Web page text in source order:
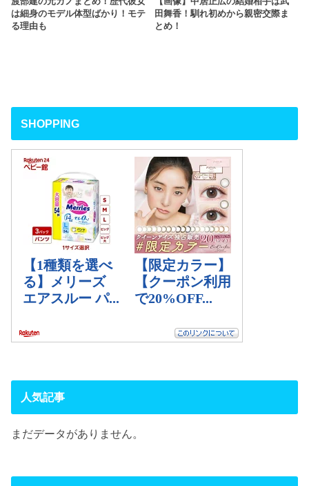
は細身のモデル体型ばかり！モテ
る理由も
田舞香！馴れ初めから親密交際ま
とめ！
SHOPPING
人気記事
まだデータがありません。